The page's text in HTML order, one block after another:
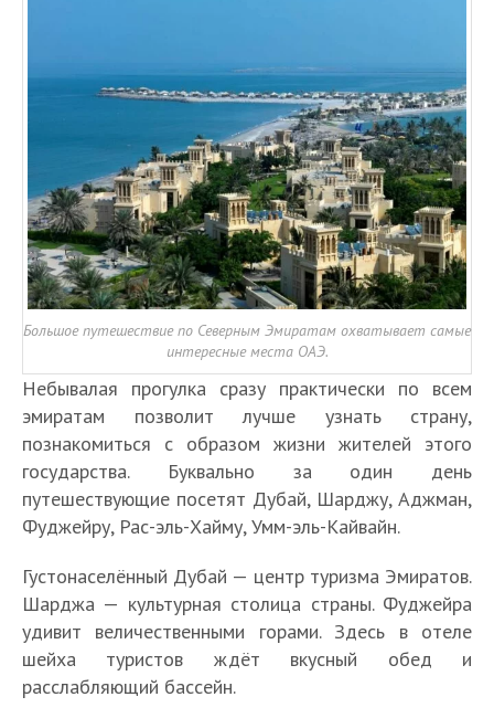
Большое путешествие по Северным Эмиратам охватывает самые
интересные места ОАЭ.
Небывалая прогулка сразу практически по всем
эмиратам позволит лучше узнать страну,
познакомиться с образом жизни жителей этого
государства. Буквально за один день
путешествующие посетят Дубай, Шарджу, Аджман,
Фуджейру, Рас-эль-Хайму, Умм-эль-Кайвайн.
Густонаселённый Дубай — центр туризма Эмиратов.
Шарджа — культурная столица страны. Фуджейра
удивит величественными горами. Здесь в отеле
шейха туристов ждёт вкусный обед и
расслабляющий бассейн.